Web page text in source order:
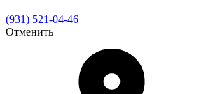
(931) 521-04-46
Отменить